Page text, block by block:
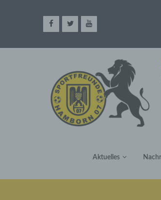
Aktuelles